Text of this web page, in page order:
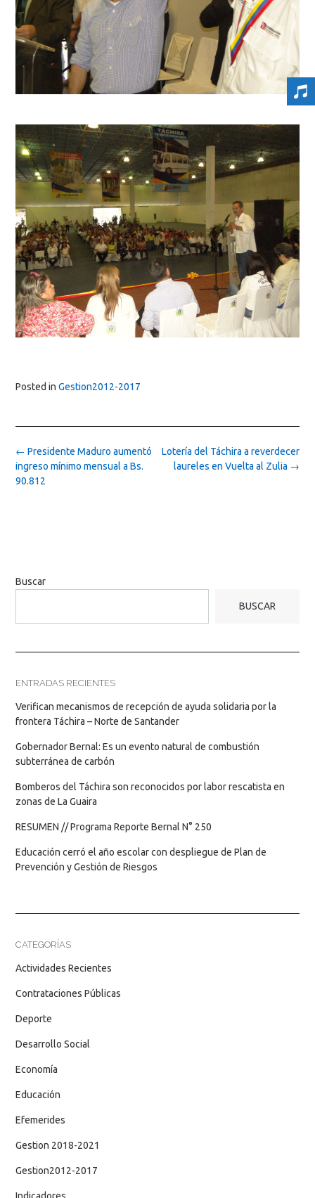
Posted in Gestion2012-2017
Post
navigation
Lotería del Táchira a reverdecer
laureles en Vuelta al Zulia →
← Presidente Maduro aumentó
ingreso mínimo mensual a Bs.
90.812
Buscar
BUSCAR
ENTRADAS RECIENTES
Verifican mecanismos de recepción de ayuda solidaria por la
frontera Táchira – Norte de Santander
Gobernador Bernal: Es un evento natural de combustión
subterránea de carbón
Bomberos del Táchira son reconocidos por labor rescatista en
zonas de La Guaira
RESUMEN // Programa Reporte Bernal N° 250
Educación cerró el año escolar con despliegue de Plan de
Prevención y Gestión de Riesgos
CATEGORÍAS
Actividades Recientes
Contrataciones Públicas
Deporte
Desarrollo Social
Economía
Educación
Efemerides
Gestion 2018-2021
Gestion2012-2017